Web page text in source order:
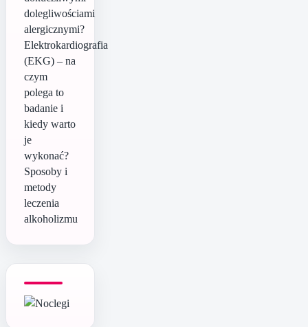
dolegliwościami
alergicznymi?
Elektrokardiografia
(EKG) – na
czym
polega to
badanie i
kiedy warto
je
wykonać?
Sposoby i
metody
leczenia
alkoholizmu